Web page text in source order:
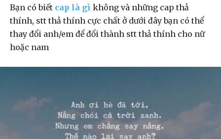
Bạn có biết cap là gì không và những cap thả
thính, stt thả thính cực chất ở dưới đây bạn có thể
thay đổi anh/em để đổi thành stt thả thính cho nữ
hoặc nam